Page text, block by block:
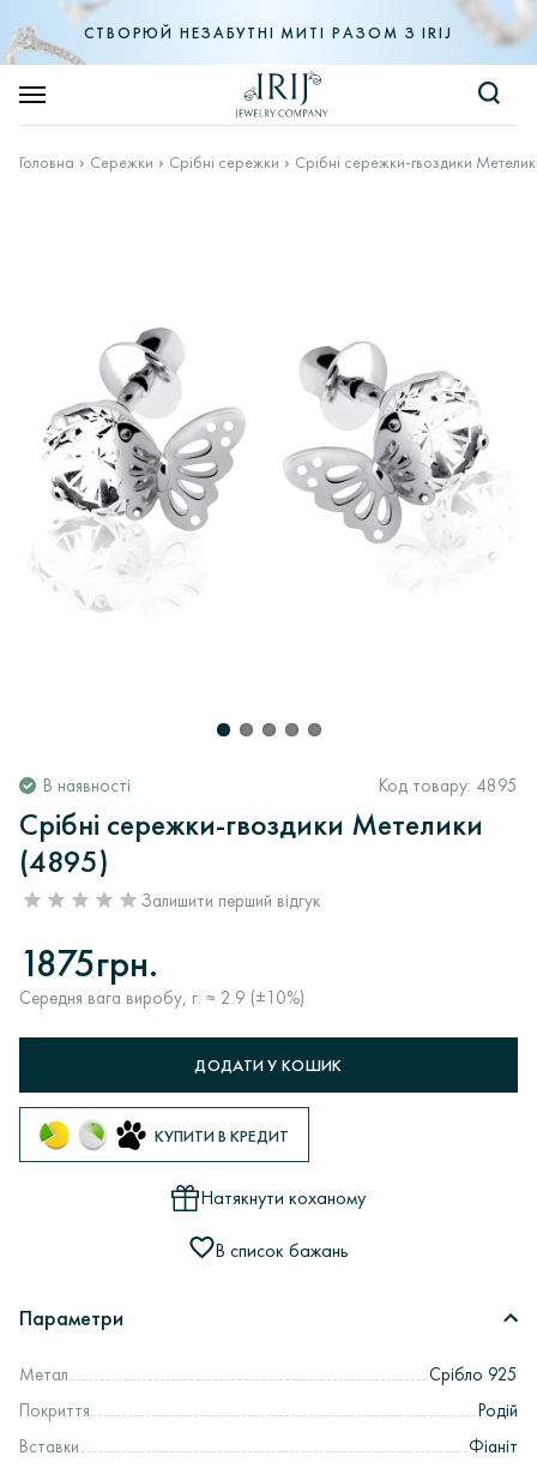
СТВОРЮЙ НЕЗАБУТНІ МИТІ РАЗОМ З IRIJ
Головна Сережки Срібні сережки Срібні сережки-гвоздики
В наявності Код товару: 4895
Срібні сережки-гвоздики Метелики
(4895)
Залишити перший відгук
1875грн.
Середня вага виробу, г: ≈ 2.9 (±10%)
ДОДАТИ У КОШИК
КУПИТИ В КРЕДИТ
Натякнути коханому
В список бажань
Параметри
Метал
Срібло 925
Покриття
Родій
Вставки
Фіаніт